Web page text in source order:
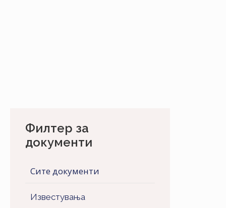
Филтер за
документи
Сите документи
Известувања